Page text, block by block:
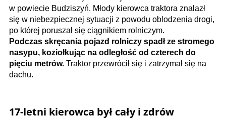
w powiecie Budziszyń. Młody kierowca traktora znalazł
się w niebezpiecznej sytuacji z powodu oblodzenia drogi,
po której poruszał się ciągnikiem rolniczym.
Podczas skręcania pojazd rolniczy spadł ze stromego
nasypu, koziołkując na odległość od czterech do
pięciu metrów. Traktor przewrócił się i zatrzymał się na
dachu.
17-letni kierowca był cały i zdrów